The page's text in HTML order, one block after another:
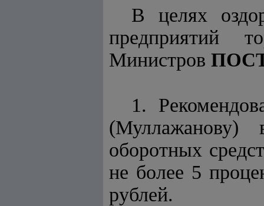
В целях
предприятий
Министров
1.
(Муллажанову)
оборотных
не более 5
рублей.